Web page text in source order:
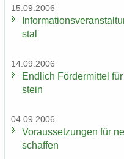
15.09.2006
stal
14.09.2006
End­lich För­der­mit­tel
stein
04.09.2006
Vor­aus­set­zun­gen für
schaf­fen